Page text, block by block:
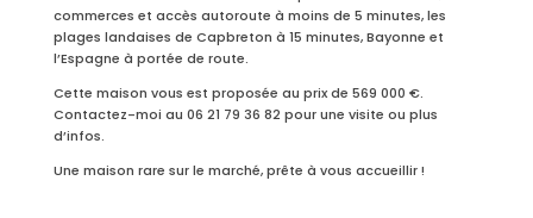
commerces et accès autoroute à moins de 5 minutes, les
plages landaises de Capbreton à 15 minutes, Bayonne et
l’Espagne à portée de route.
Cette maison vous est proposée au prix de 569 000 €.
Contactez-moi au 06 21 79 36 82 pour une visite ou plus
d’infos.
Une maison rare sur le marché, prête à vous accueillir !